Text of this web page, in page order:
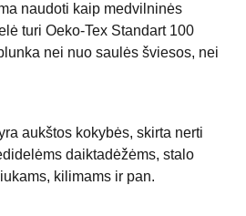
naudoti kaip medvilninės
turi Oeko-Tex Standart 100
nei nuo saulės šviesos, nei
aukštos kokybės, skirta nerti
daiktadėžėms, stalo
kilimams ir pan.